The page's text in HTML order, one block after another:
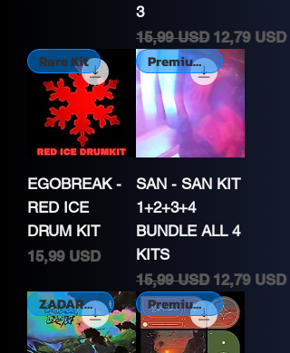
3
Normálna cena
15,99 USD Zľavnená
12,79 USD
Rare Kit
EGOBREAK -
RED ICE
DRUM KIT
Cena
15,99 USD
Premium Kit
SAN - SAN KIT
1+2+3+4
BUNDLE ALL 4
KITS
Normálna cena
15,99 USD Zľavnená
12,79 USD
ZADARMO, exkluzívne Premium Kit